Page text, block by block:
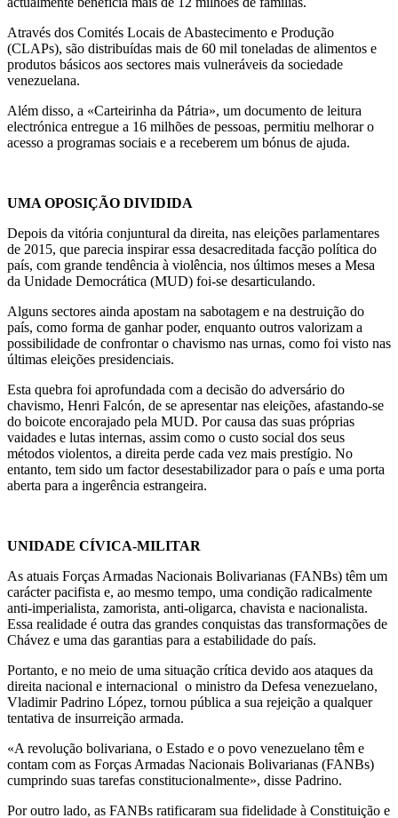
Através dos Comités Locais de Abastecimento e Produção
(CLAPs), são distribuídas mais de 60 mil toneladas de alimentos e
produtos básicos aos sectores mais vulneráveis da sociedade
venezuelana.
Além disso, a «Carteirinha da Pátria», um documento de leitura
electrónica entregue a 16 milhões de pessoas, permitiu melhorar o
acesso a programas sociais e a receberem um bónus de ajuda.
UMA OPOSIÇÃO DIVIDIDA
Depois da vitória conjuntural da direita, nas eleições parlamentares
de 2015, que parecia inspirar essa desacreditada facção política do
país, com grande tendência à violência, nos últimos meses a Mesa
da Unidade Democrática (MUD) foi-se desarticulando.
Alguns sectores ainda apostam na sabotagem e na destruição do
país, como forma de ganhar poder, enquanto outros valorizam a
possibilidade de confrontar o chavismo nas urnas, como foi visto nas
últimas eleições presidenciais.
Esta quebra foi aprofundada com a decisão do adversário do
chavismo, Henri Falcón, de se apresentar nas eleições, afastando-se
do boicote encorajado pela MUD. Por causa das suas próprias
vaidades e lutas internas, assim como o custo social dos seus
métodos violentos, a direita perde cada vez mais prestígio. No
entanto, tem sido um factor desestabilizador para o país e uma porta
aberta para a ingerência estrangeira.
UNIDADE CÍVICA-MILITAR
As atuais Forças Armadas Nacionais Bolivarianas (FANBs) têm um
carácter pacifista e, ao mesmo tempo, uma condição radicalmente
anti-imperialista, zamorista, anti-oligarca, chavista e nacionalista.
Essa realidade é outra das grandes conquistas das transformações de
Chávez e uma das garantias para a estabilidade do país.
Portanto, e no meio de uma situação crítica devido aos ataques da
direita nacional e internacional o ministro da Defesa venezuelano,
Vladimir Padrino López, tornou pública a sua rejeição a qualquer
tentativa de insurreição armada.
«A revolução bolivariana, o Estado e o povo venezuelano têm e
contam com as Forças Armadas Nacionais Bolivarianas (FANBs)
cumprindo suas tarefas constitucionalmente», disse Padrino.
Por outro lado, as FANBs ratificaram sua fidelidade à Constituição e